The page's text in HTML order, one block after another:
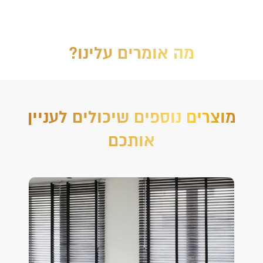
מה אומרים עלינו?
מוצרים נוספים שיכולים לעניין
אותכם